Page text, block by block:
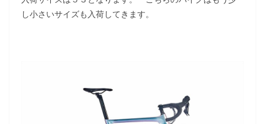
し小さいサイズも入荷してきます。